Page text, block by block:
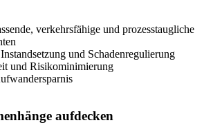
verkehrsfähige und prozesstaugliche
und Schadenregulierung
und Risikominimierung
aufdecken